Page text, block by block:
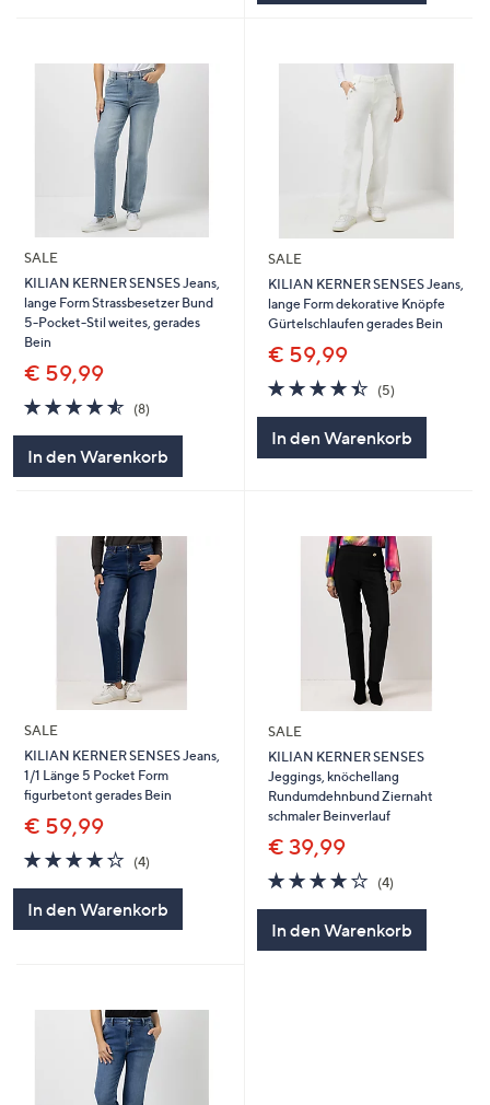
SALE
KILIAN KERNER SENSES Jeans,
lange Form Strassbesetzer Bund
5-Pocket-Stil weites, gerades
Bein
€ 59,99
4.5
von
(8)8
In den Warenkorb
SALE
KILIAN KERNER SENSES Jeans,
lange Form dekorative Knöpfe
Gürtelschlaufen gerades Bein
€ 59,99
4.4
von
(5)5
In den Warenkorb
SALE
KILIAN KERNER SENSES Jeans,
1/1 Länge 5 Pocket Form
figurbetont gerades Bein
€ 59,99
4.2
von
(4)4
In den Warenkorb
SALE
KILIAN KERNER SENSES
Jeggings, knöchellang
Rundumdehnbund Ziernaht
schmaler Beinverlauf
€ 39,99
4.0
von
(4)4
In den Warenkorb